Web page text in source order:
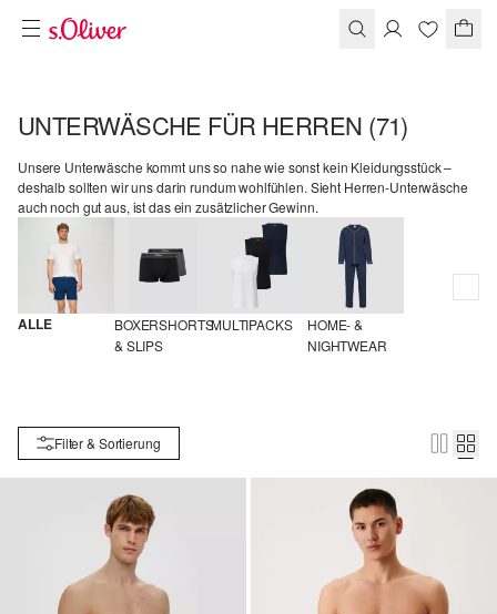
UNTERWÄSCHE FÜR HERREN (71)
Unsere Unterwäsche kommt uns so nahe wie sonst kein Kleidungsstück –
deshalb sollten wir uns darin rundum wohlfühlen. Sieht Herren-Unterwäsche
auch noch gut aus, ist das ein zusätzlicher Gewinn.
ALLE
BOXERSHORTS
& SLIPS
MULTIPACKS
HOME- &
NIGHTWEAR
Filter & Sortierung